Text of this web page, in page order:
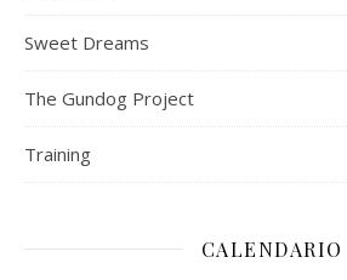
Sweet Dreams
The Gundog Project
Training
CALENDARIO